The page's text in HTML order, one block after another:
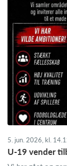
5. jun. 2026, kl.
U-19 vender